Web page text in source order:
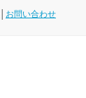
お問い合わせ